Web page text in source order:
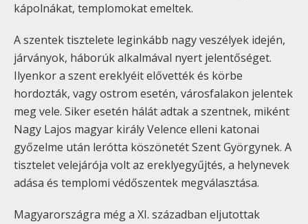
kápolnákat, templomokat emeltek.
A szentek tisztelete leginkább nagy veszélyek idején,
járványok, háborúk alkalmával nyert jelentőséget.
Ilyenkor a szent ereklyéit elővették és körbe
hordozták, vagy ostrom esetén, városfalakon jelentek
meg vele. Siker esetén hálát adtak a szentnek, miként
Nagy Lajos magyar király Velence elleni katonai
győzelme után lerótta köszönetét Szent Györgynek. A
tisztelet velejárója volt az ereklyegyűjtés, a helynevek
adása és templomi védőszentek megválasztása.
Magyarországra még a XI. században eljutottak